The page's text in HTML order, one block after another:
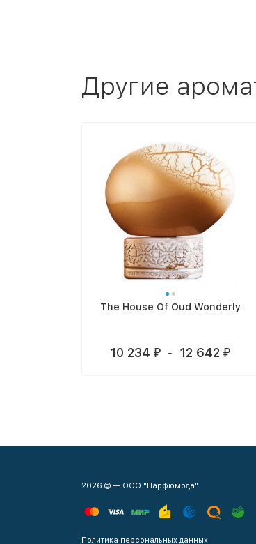
Другие
The House Of Oud Wonderly
10 234 ₽ - 12 642 ₽
2026 © — ООО "Парфюмода"
Политика персональных данных